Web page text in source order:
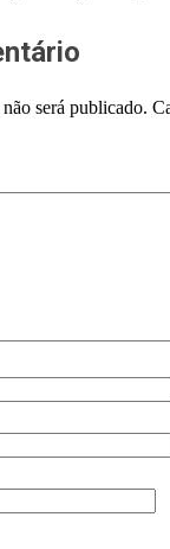
será publicado.